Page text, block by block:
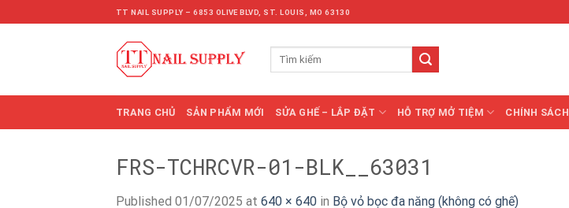
to
TT NAIL SUPPLY – 6853 OLIVE BLVD, ST. LOUIS, MO 63130
Tìm
TRANG CHỦ SẢN PHẨM MỚI SỬA GHẾ – LẮP ĐẶT HỖ TRỢ MỞ TIỆM CHÍNH SÁCH
FRS-TCHRCVR-01-BLK__63031
Published 01/07/2025 at 640 × 640 in Bộ vỏ bọc đa năng (không có ghế)